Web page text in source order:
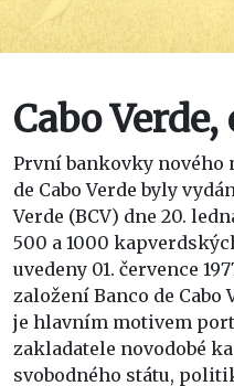
Cabo Verde,
První bankovky nového
de Cabo Verde byly
Verde (BCV) dne 20.
500 a 1000
uvedeny 01. července
založení Banco de Cabo
je hlavním motivem
zakladatele novodobé
svobodného státu,